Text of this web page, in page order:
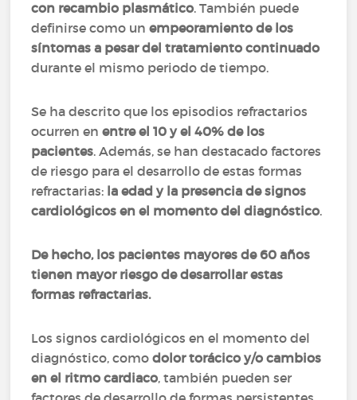
con recambio plasmático. También puede
definirse como unempeoramiento de los
síntomas a pesar del tratamiento continuado
durante el mismo periodo de tiempo.
Se ha descrito que los episodios refractarios
ocurren enentre el 10 y el 40% de los
pacientes. Además, se han destacado factores
de riesgo para el desarrollo de estas formas
refractarias: la edad y la presencia de signos
cardiológicos en el momento del diagnóstico.
De hecho, los pacientes mayores de 60 años
tienen mayor riesgo de desarrollar estas
formas refractarias.
Los signos cardiológicos en el momento del
diagnóstico, comodolor torácico y/o cambios
en el ritmo cardiaco, también pueden ser